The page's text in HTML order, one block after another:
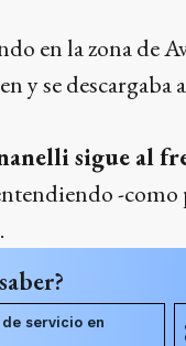
en la zona de
y se descargaba
sigue al
-como
servicio en